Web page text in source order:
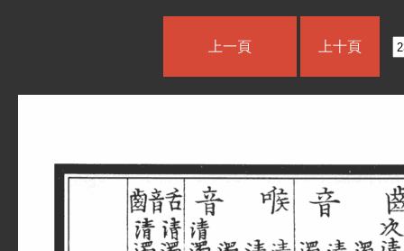
上一頁 上十頁